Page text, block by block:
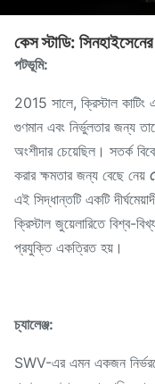
কেস স্টাডি:
পটভূমি:
2015 সালে, ক্রিস্টাল কাটিং
গুণমান এবং নির্ভুলতার জন্য
অংশীদার চেয়েছিল। সতর্ক
করার ক্ষমতার জন্য বেছে নেয়
এই সিদ্ধান্তটি একটি
ক্রিস্টাল জুয়েলারিতে বিশ্ব-
প্রযুক্তি একত্রিত হয়।
চ্যালেঞ্জ:
SWV-এর এমন একজন